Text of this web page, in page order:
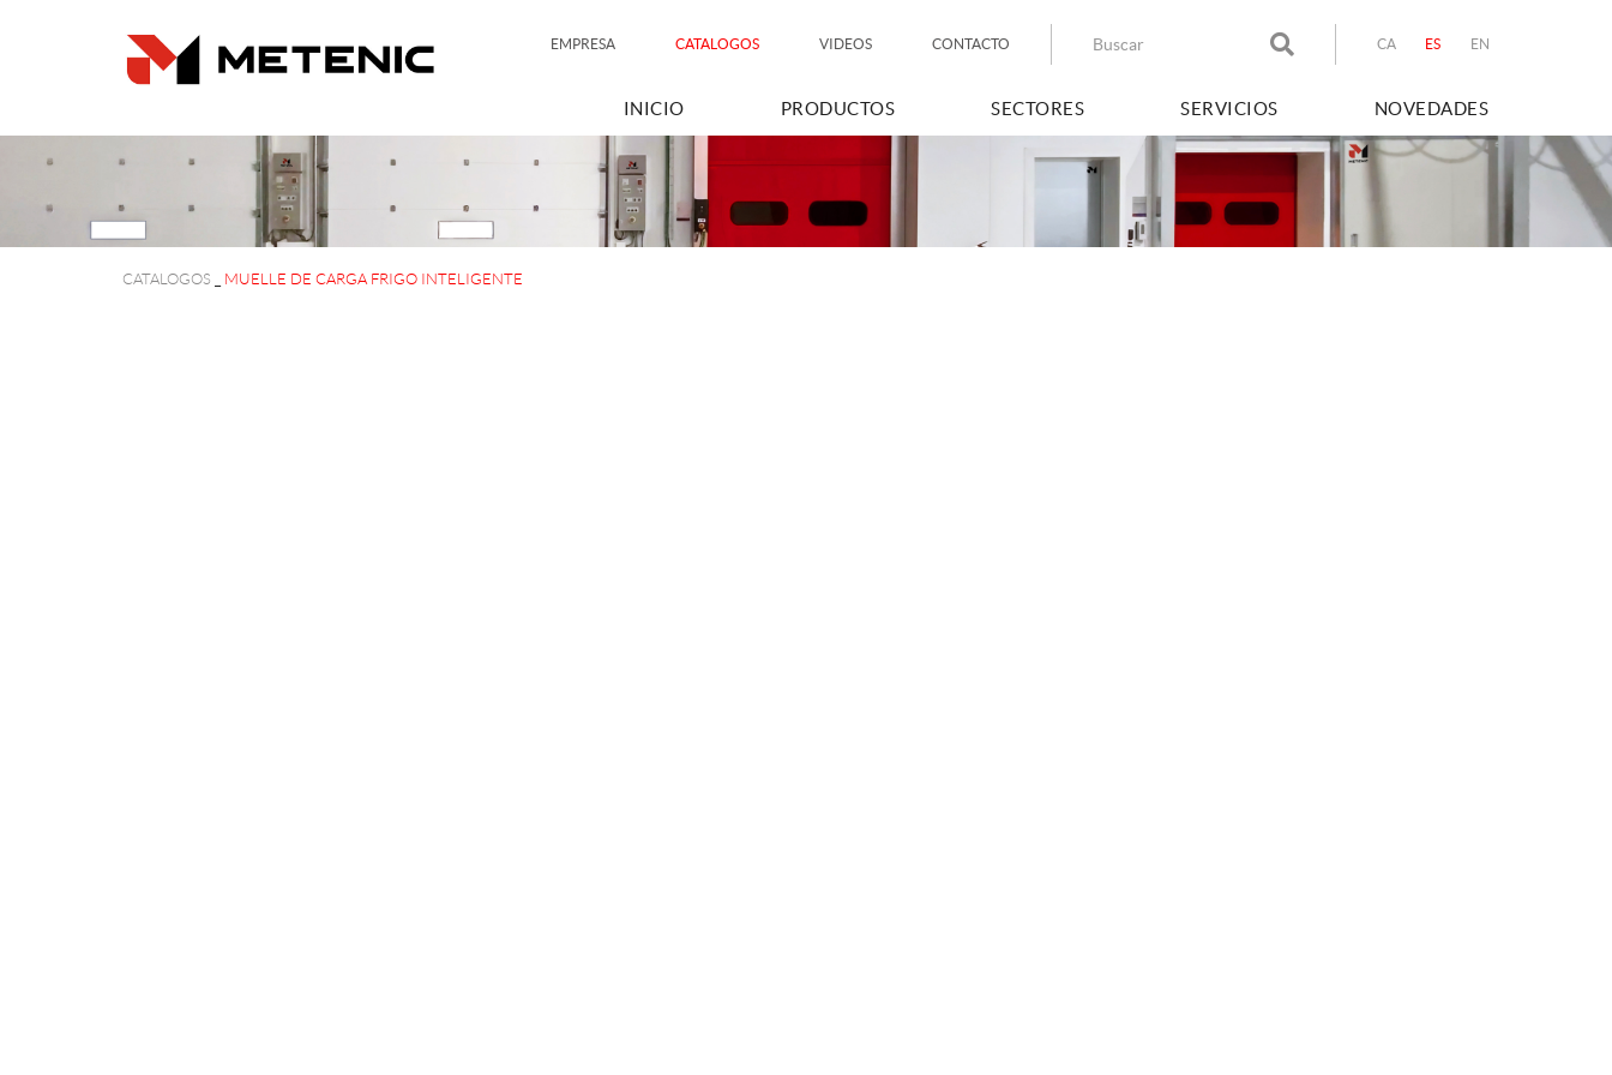
CA ES EN
EMPRESA CATALOGOS VIDEOS CONTACTO
INICIO PRODUCTOS SECTORES SERVICIOS NOVEDADES
CATALOGOS MUELLE DE CARGA FRIGO INTELIGENTE